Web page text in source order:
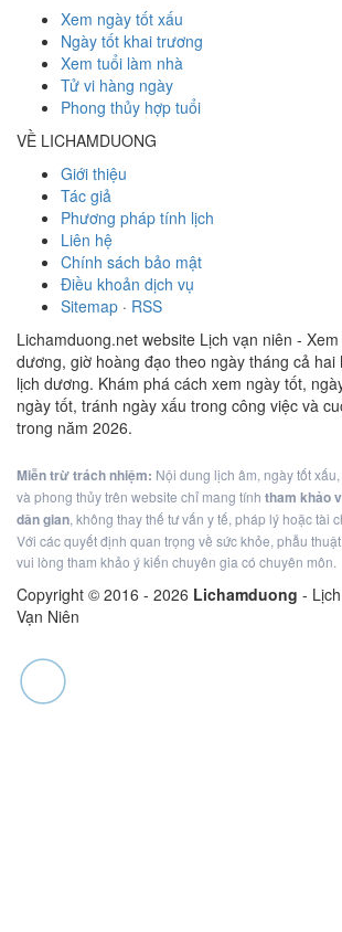
Xem ngày tốt xấu
Ngày tốt khai trương
Xem tuổi làm nhà
Tử vi hàng ngày
Phong thủy hợp tuổi
VỀ LICHAMDUONG
Giới thiệu
Tác giả
Phương pháp tính lịch
Liên hệ
Chính sách bảo mật
Điều khoản dịch vụ
Sitemap · RSS
Lichamduong.net website Lịch vạn niên -
dương, giờ hoàng đạo theo ngày tháng cả hai
lịch dương. Khám phá cách xem ngày tốt,
ngày tốt, tránh ngày xấu trong công việc và
trong năm 2026.
Miễn trừ trách nhiệm: Nội dung lịch âm, ngày tốt
và phong thủy trên website chỉ mang tính tham khảo
dân gian, không thay thế tư vấn y tế, pháp lý hoặc tài
Với các quyết định quan trọng về sức khỏe, phẫu
vui lòng tham khảo ý kiến chuyên gia có chuyên môn.
Copyright © 2016 - 2026 Lichamduong -
Vạn Niên